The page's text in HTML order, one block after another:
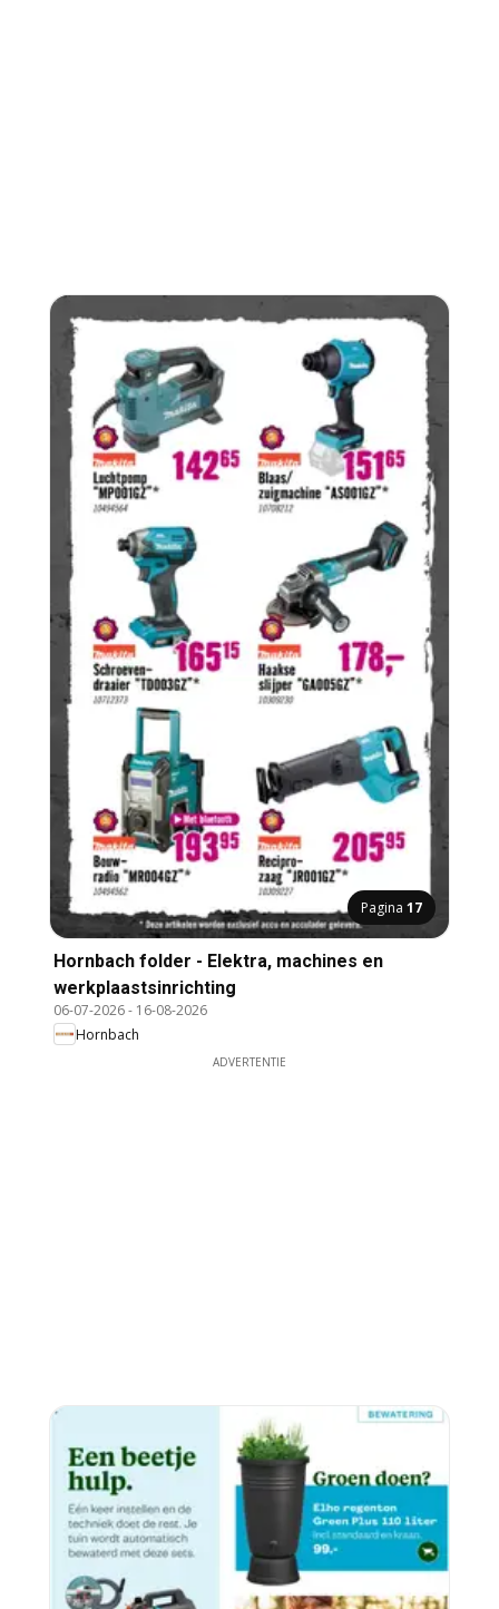
Pagina 17
Hornbach folder - Elektra, machines en
werkplaastsinrichting
06-07-2026- 16-08-2026
Hornbach
ADVERTENTIE